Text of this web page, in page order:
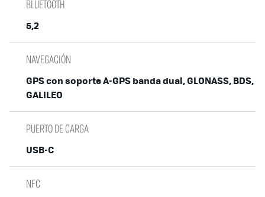
BLUETOOTH
5,2
NAVEGACIÓN
GPS con soporte A-GPS banda dual, GLONASS, BDS,
GALILEO
PUERTO DE CARGA
USB-C
NFC